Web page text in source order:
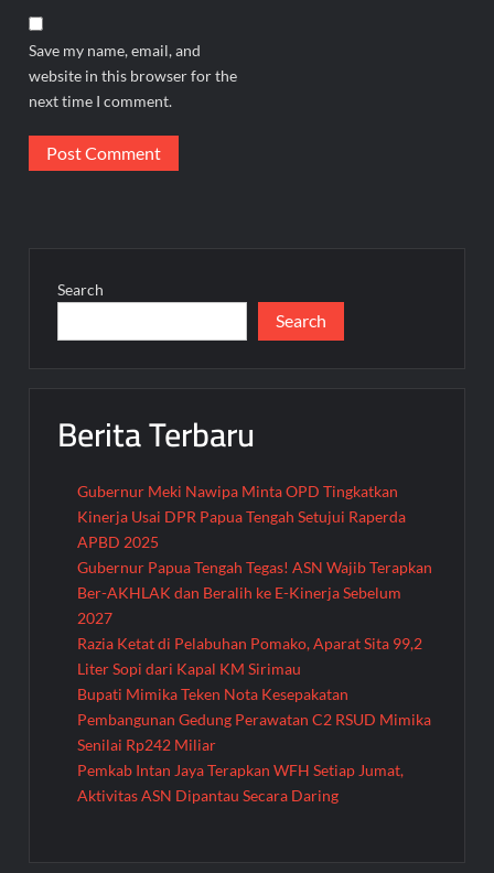
Save my name, email, and
website in this browser for the
next time I comment.
Search
Search
Berita Terbaru
Gubernur Meki Nawipa Minta OPD Tingkatkan
Kinerja Usai DPR Papua Tengah Setujui Raperda
APBD 2025
Gubernur Papua Tengah Tegas! ASN Wajib Terapkan
Ber-AKHLAK dan Beralih ke E-Kinerja Sebelum
2027
Razia Ketat di Pelabuhan Pomako, Aparat Sita 99,2
Liter Sopi dari Kapal KM Sirimau
Bupati Mimika Teken Nota Kesepakatan
Pembangunan Gedung Perawatan C2 RSUD Mimika
Senilai Rp242 Miliar
Pemkab Intan Jaya Terapkan WFH Setiap Jumat,
Aktivitas ASN Dipantau Secara Daring